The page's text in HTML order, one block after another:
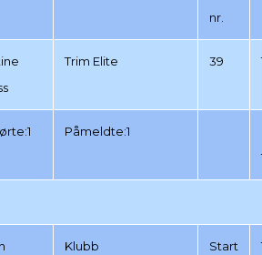
nr.
Trim Elite 39
Påmeldte:1
Klubb
Start